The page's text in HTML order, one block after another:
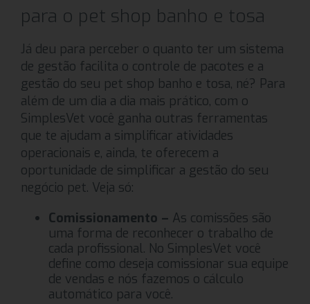
para o pet shop banho e tosa
Já deu para perceber o quanto ter um sistema
de gestão facilita o controle de pacotes e a
gestão do seu pet shop banho e tosa, né? Para
além de um dia a dia mais prático, com o
SimplesVet você ganha outras ferramentas
que te ajudam a simplificar atividades
operacionais e, ainda, te oferecem a
oportunidade de simplificar a gestão do seu
negócio pet. Veja só:
Comissionamento – As comissões são
uma forma de reconhecer o trabalho de
cada profissional. No SimplesVet você
define como deseja comissionar sua equipe
de vendas e nós fazemos o cálculo
automático para você.